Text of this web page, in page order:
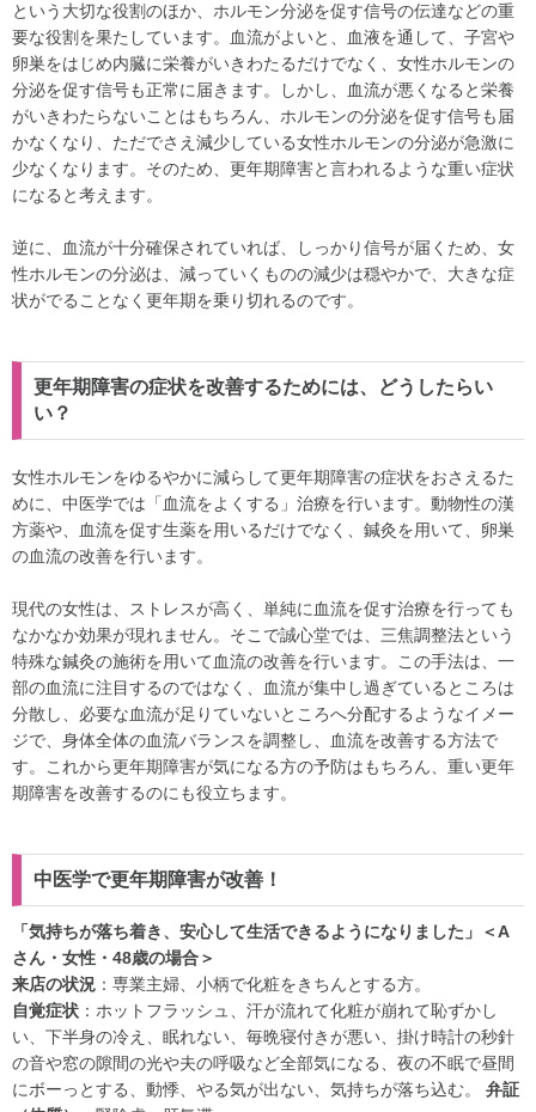
という大切な役割のほか、ホルモン分泌を促す信号の伝達などの重
要な役割を果たしています。血流がよいと、血液を通して、子宮や
卵巣をはじめ内臓に栄養がいきわたるだけでなく、女性ホルモンの
分泌を促す信号も正常に届きます。しかし、血流が悪くなると栄養
がいきわたらないことはもちろん、ホルモンの分泌を促す信号も届
かなくなり、ただでさえ減少している女性ホルモンの分泌が急激に
少なくなります。そのため、更年期障害と言われるような重い症状
になると考えます。
逆に、血流が十分確保されていれば、しっかり信号が届くため、女
性ホルモンの分泌は、減っていくものの減少は穏やかで、大きな症
状がでることなく更年期を乗り切れるのです。
更年期障害の症状を改善するためには、どうしたらい
い？
女性ホルモンをゆるやかに減らして更年期障害の症状をおさえるた
めに、中医学では「血流をよくする」治療を行います。動物性の漢
方薬や、血流を促す生薬を用いるだけでなく、鍼灸を用いて、卵巣
の血流の改善を行います。
現代の女性は、ストレスが高く、単純に血流を促す治療を行っても
なかなか効果が現れません。そこで誠心堂では、三焦調整法という
特殊な鍼灸の施術を用いて血流の改善を行います。この手法は、一
部の血流に注目するのではなく、血流が集中し過ぎているところは
分散し、必要な血流が足りていないところへ分配するようなイメー
ジで、身体全体の血流バランスを調整し、血流を改善する方法で
す。これから更年期障害が気になる方の予防はもちろん、重い更年
期障害を改善するのにも役立ちます。
中医学で更年期障害が改善！
「気持ちが落ち着き、安心して生活できるようになりました」＜A
さん・女性・48歳の場合＞
来店の状況 ：専業主婦、小柄で化粧をきちんとする方。
自覚症状 ：ホットフラッシュ、汗が流れて化粧が崩れて恥ずかし
い、下半身の冷え、眠れない、毎晩寝付きが悪い、掛け時計の秒針
の音や窓の隙間の光や夫の呼吸など全部気になる、夜の不眠で昼間
にボーっとする、動悸、やる気が出ない、気持ちが落ち込む。 弁証